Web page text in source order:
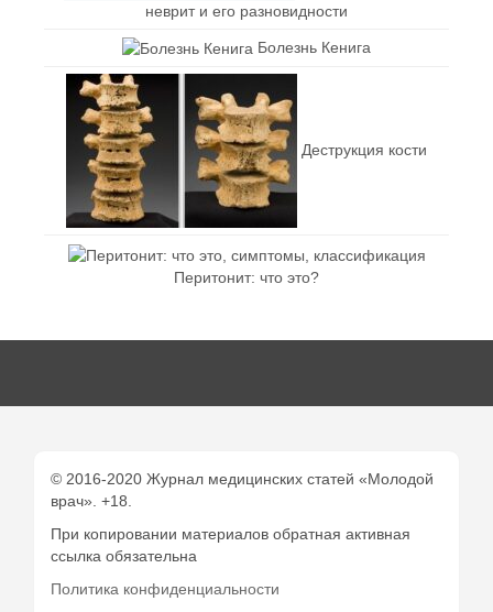
неврит и его разновидности
Болезнь Кенига
Деструкция кости
Перитонит: что это?
© 2016-2020 Журнал медицинских статей «Молодой
врач». +18.
При копировании материалов обратная активная
ссылка обязательна
Политика конфиденциальности